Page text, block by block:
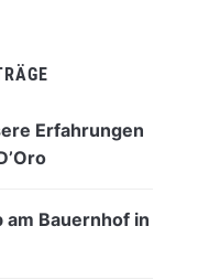
Erfahrungen
Bauernhof in